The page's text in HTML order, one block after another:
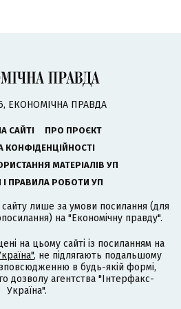
ЕКОНОМІЧНА ПРАВДА
САЙТІ
ПРО ПРОЄКТ
КОНФІДЕНЦІЙНОСТІ
МАТЕРІАЛІВ УП
ПРАВИЛА РОБОТИ УП
сайту лише за умови посилання (для
на "Економічну правду".
на цьому сайті із посиланням на
, не підлягають подальшому
в будь-якій формі,
дозволу агентства "Інтерфакс-
Україна".